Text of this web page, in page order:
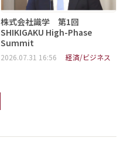
株式会社識学 第1回
SHIKIGAKU High-Phase
Summit
2026.07.31 16:56 経済/ビジネス